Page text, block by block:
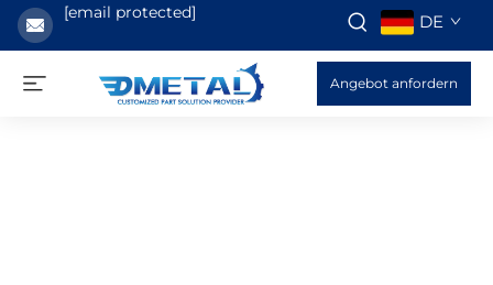
[email protected] DE
Angebot anfordern